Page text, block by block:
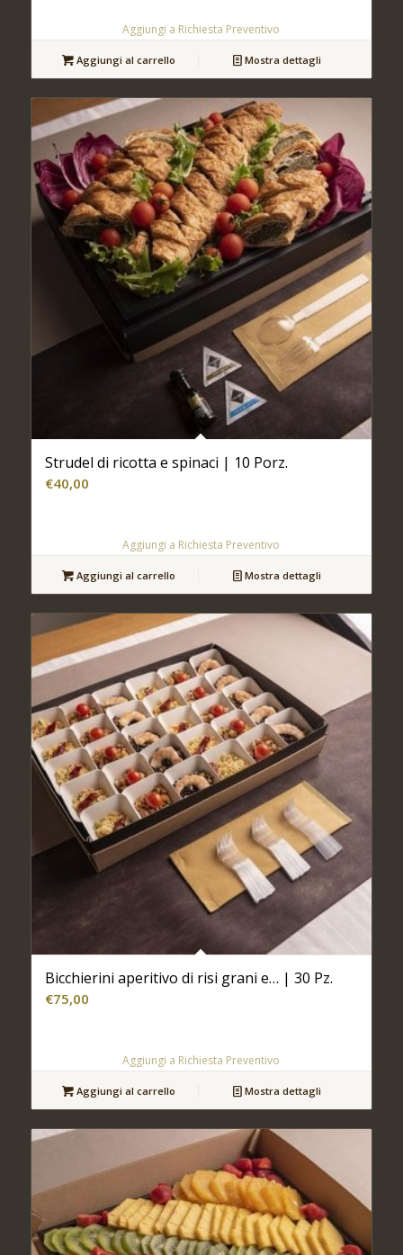
Aggiungi a Richiesta Preventivo
Aggiungi al carrello Mostra dettagli
Strudel di ricotta e spinaci | 10 Porz.
€40,00
Aggiungi a Richiesta Preventivo
Aggiungi al carrello Mostra dettagli
Bicchierini aperitivo di risi grani e… | 30 Pz.
€75,00
Aggiungi a Richiesta Preventivo
Aggiungi al carrello Mostra dettagli